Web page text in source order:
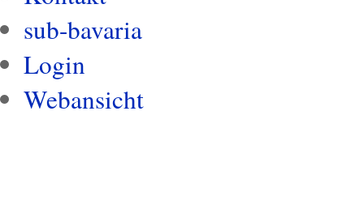
sub-bavaria
Login
Webansicht